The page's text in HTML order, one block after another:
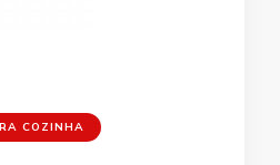
COZINHA